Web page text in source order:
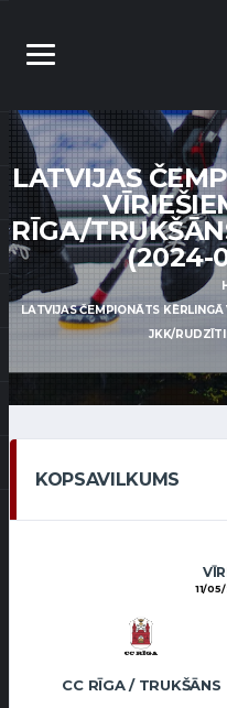
LATVIJAS
RĪGA/
(2024-
LATVIJAS ČEMPIONĀTS
JKK/
KOPSAVILKUMS
11/
CC RĪGA / TRUKŠĀNS